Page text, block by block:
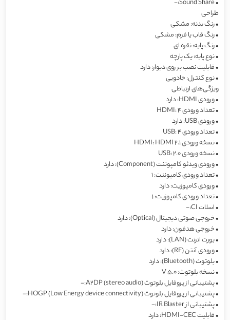
•
Sound Share:-
طراحی
•رنگ بدنه: مشکی
•رنگ قاب یا فرم: مشکی
•رنگ پایه: نقره ای
•نوع پایه: یک پارچه
•قابلیت نصب بر روی دیوار: دارد
•نوع کنترل: جادویی
ویژگی‌های ارتباطی
•ورودی HDMI: دارد
•تعداد ورودی HDMI: 4
•ورودی USB: دارد
•تعداد ورودی USB: 4
•نسخه‌ ورودی HDMI: HDMI 2.1
•نسخه ورودی USB: 2.0
•ورودی ویدئو کامپوننت (Component): دارد
•تعداد ورودی کامپوننت: 1
•ورودی کامپوزیت: دارد
•تعداد ورودی کامپوزیت: 1
•اسلات CI:-
•خروجی صوتی دیجیتال (Optical): دارد
•خروجی هدفون: دارد
•بورت اترنت (LAN): دارد
•ورودی آنتن (RF): دارد
•بلوتوث (Bluetooth): دارد
•نسخه بلوتوث: V 5.0
•پشتیبانی از پروفایل بلوتوث A2DP (stereo audio):-
•پشتیبانی از پروفایل بلوتوث HOGP (Low Energy device connectivity):-
•پشتیبانی از IR Blaster:-
•قابلیت HDMI-CEC: دارد